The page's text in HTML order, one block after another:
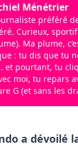
Ménétrier
préféré
Curieux,
Ma plume,
: tu dis que tu
et pourtant, tu
moi, tu repars
G (et sans les
a dévoilé